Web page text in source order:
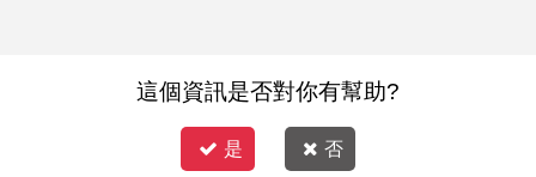
這個資訊是否對你有幫助?
是 否